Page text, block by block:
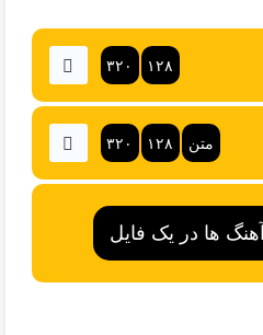
۱۲۸ ۳۲۰
متن ۱۲۸ ۳۲۰
ها در یک فایل